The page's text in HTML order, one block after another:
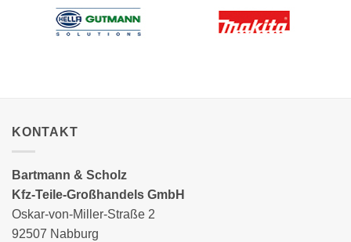
KONTAKT
Bartmann & Scholz
Kfz-Teile-Großhandels GmbH
Oskar-von-Miller-Straße 2
92507 Nabburg